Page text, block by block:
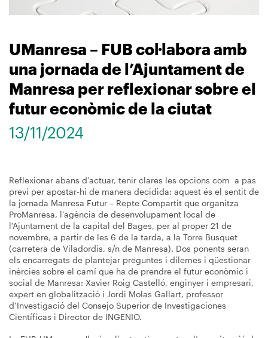
UManresa – FUB col·labora amb
una jornada de l’Ajuntament de
Manresa per reflexionar sobre el
futur econòmic de la ciutat
13/11/2024
Reflexionar abans d’actuar, tenir clares les opcions com a pas
previ per apostar-hi de manera decidida: aquest és el sentit de
la jornada Manresa Futur – Repte Compartit que organitza
ProManresa, l’agència de desenvolupament local de
l’Ajuntament de la capital del Bages, per al proper 21 de
novembre, a partir de les 6 de la tarda, a la Torre Busquet
(carretera de Viladordis, s/n de Manresa). Dos ponents seran
els encarregats de plantejar preguntes i dilemes i qüestionar
inèrcies sobre el camí que ha de prendre el futur econòmic i
social de Manresa: Xavier Roig Castelló, enginyer i empresari,
expert en globalització i Jordi Molas Gallart, professor
d’Investigació del Consejo Superior de Investigaciones
Científicas i Director de INGENIO.